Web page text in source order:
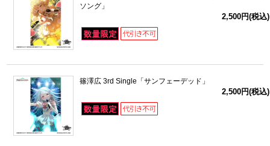
ソング」
2,500円(税込)
篠澤広 3rd Single「サンフェーデッド」
2,500円(税込)